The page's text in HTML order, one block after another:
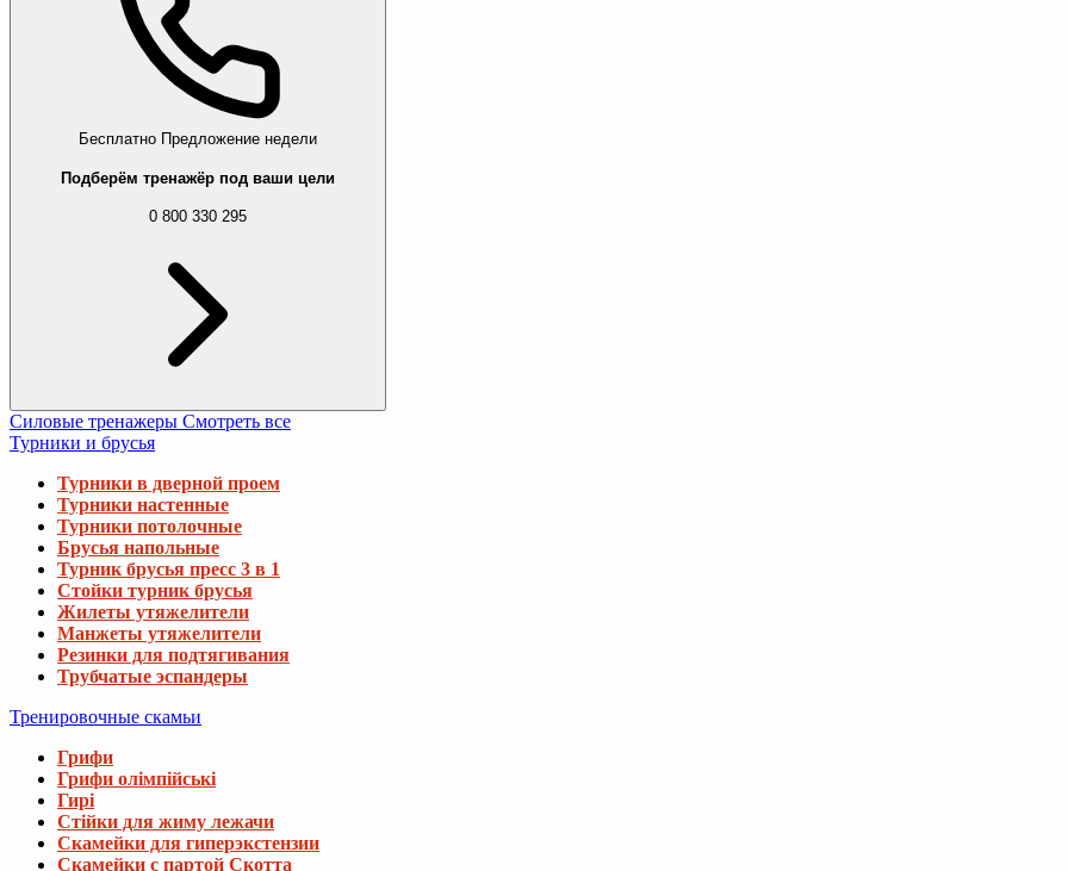
Бесплатно Предложение недели
Подберём тренажёр под ваши цели
0 800 330 295
Силовые тренажеры Смотреть все
Турники и брусья
Турники в дверной проем
Турники настенные
Турники потолочные
Брусья напольные
Турник брусья пресс 3 в 1
Стойки турник брусья
Жилеты утяжелители
Манжеты утяжелители
Резинки для подтягивания
Трубчатые эспандеры
Тренировочные скамьи
Грифи
Грифи олімпійські
Гирі
Стійки для жиму лежачи
Скамейки для гиперэкстензии
Скамейки с партой Скотта